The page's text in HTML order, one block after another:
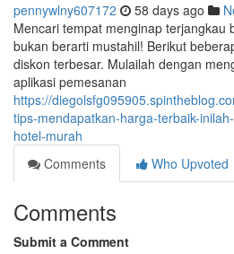
pennywlny607172 58 days ago
Mencari tempat menginap terjangkau
bukan berarti mustahil! Berikut
diskon terbesar. Mulailah dengan
aplikasi pemesanan
https://
tips-mendapatkan-harga-terbaik-
hotel-murah
Comments
Who Upvoted
Comments
Submit a Comment